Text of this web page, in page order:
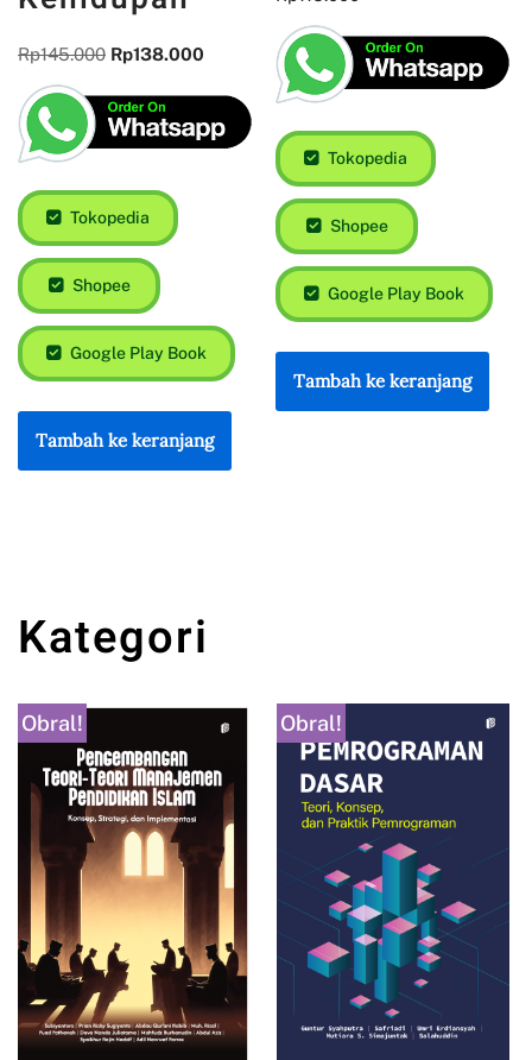
Rp145.000 Rp138.000
Tokopedia
Shopee
Google Play Book
Tambah ke keranjang
Tokopedia
Shopee
Google Play Book
Tambah ke keranjang
Kategori
Obral! Obral!